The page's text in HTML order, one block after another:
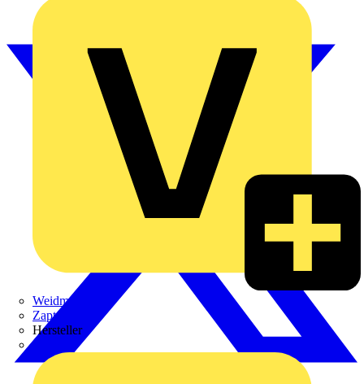
Weidmüller
Zaptec
Hersteller
ABB